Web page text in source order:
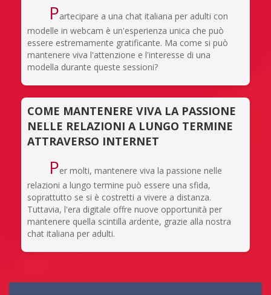
Partecipare a una chat italiana per adulti con
modelle in webcam è un'esperienza unica che può
essere estremamente gratificante. Ma come si può
mantenere viva l'attenzione e l'interesse di una
modella durante queste sessioni?
COME MANTENERE VIVA LA PASSIONE
NELLE RELAZIONI A LUNGO TERMINE
ATTRAVERSO INTERNET
Per molti, mantenere viva la passione nelle
relazioni a lungo termine può essere una sfida,
soprattutto se si è costretti a vivere a distanza.
Tuttavia, l'era digitale offre nuove opportunità per
mantenere quella scintilla ardente, grazie alla nostra
chat italiana per adulti.